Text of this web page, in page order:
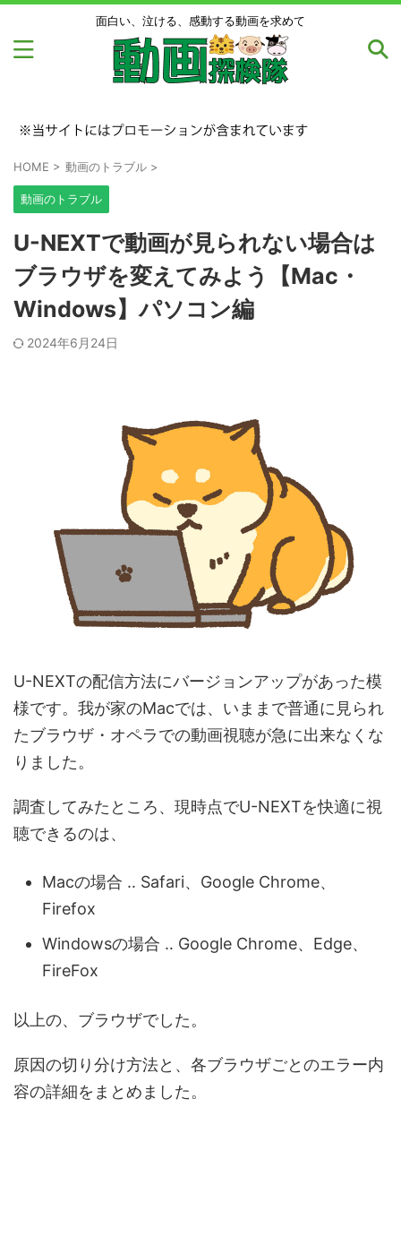
面白い、泣ける、感動する動画を求めて
HOME > 動画のトラブル >
動画のトラブル
U-NEXTで動画が見られない場合は
ブラウザを変えてみよう【Mac・
Windows】パソコン編
2024年6月24日
U-NEXTの配信方法にバージョンアップがあった模
様です。我が家のMacでは、いままで普通に見られ
たブラウザ・オペラでの動画視聴が急に出来なくな
りました。
調査してみたところ、現時点でU-NEXTを快適に視
聴できるのは、
Macの場合 ‥ Safari、Google Chrome、
Firefox
Windowsの場合 ‥ Google Chrome、Edge、
FireFox
以上の、ブラウザでした。
原因の切り分け方法と、各ブラウザごとのエラー内
容の詳細をまとめました。